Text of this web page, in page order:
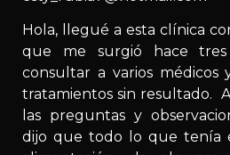
Hola, llegué a esta clínica
que me surgió hace tres
consultar a varios médicos
tratamientos sin resultado.
las preguntas y
dijo que todo lo que tenía